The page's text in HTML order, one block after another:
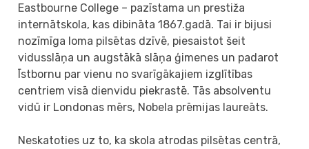
Eastbourne College – pazīstama un prestiža
internātskola, kas dibināta 1867.gadā. Tai ir bijusi
nozīmīga loma pilsētas dzīvē, piesaistot šeit
vidusslāņa un augstākā slāņa ģimenes un padarot
Īstbornu par vienu no svarīgākajiem izglītības
centriem visā dienvidu piekrastē. Tās absolventu
vidū ir Londonas mērs, Nobela prēmijas laureāts.
Neskatoties uz to, ka skola atrodas pilsētas centrā,